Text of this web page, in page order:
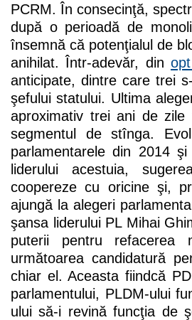
PCRM. În consecinţă,
după o perioadă de
însemnă că potenţialul de
anihilat. Într-adevăr, din
anticipate, dintre care trei
şefului statului. Ultima
aproximativ trei ani de zile
segmentul de stînga.
parlamentarele din 2014
liderului acestuia,
coopereze cu oricine şi,
ajungă la alegeri
şansa liderului PL Mihai
puterii pentru refacerea
următoarea candidatură
chiar el. Aceasta fiindcă
parlamentului, PLDM-ului
ului să-i revină funcţia de